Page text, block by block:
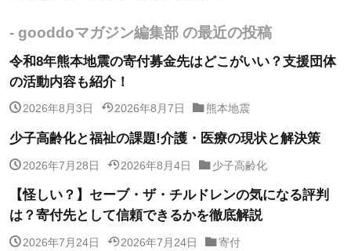
- gooddoマガジン編集部 の最近の投稿
令和8年熊本地震の寄付募金先はどこがいい？支援団体
の活動内容も紹介！
2026年8月3日 2026年8月7日 熊本地震
少子高齢化と福祉の課題!介護・医療の現状と解決策
2026年7月28日 2026年8月4日 少子高齢化
【怪しい？】セーブ・ザ・チルドレンの気になる評判
は？寄付先として信頼できるかを徹底解説
2026年7月24日 2026年7月24日 寄付